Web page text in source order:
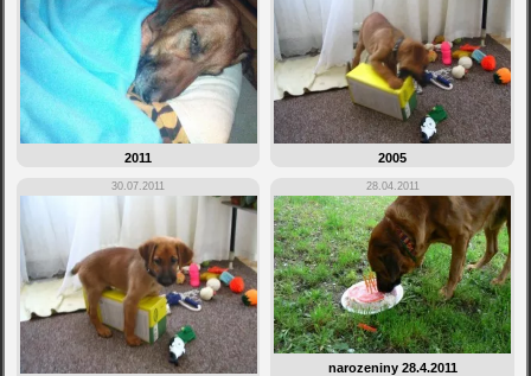
2011 2005
30.07.2011 28.04.2011
narozeniny 28.4.2011